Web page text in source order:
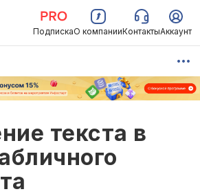
ПодпискаО компанииКонтактыАккаунт
текста в